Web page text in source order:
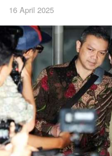
16 April 2025